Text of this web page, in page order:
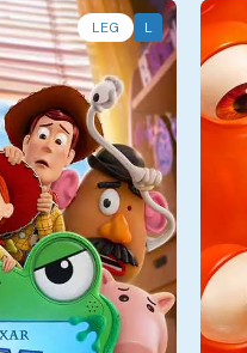
LEG L
• • 1h40